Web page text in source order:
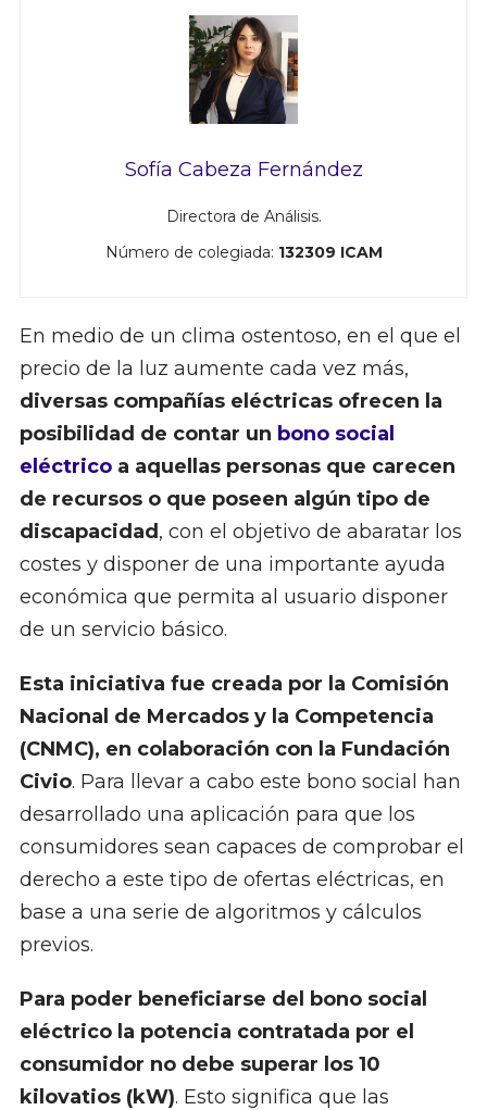
Sofía Cabeza Fernández
Directora de Análisis.
Número de colegiada: 132309 ICAM
En medio de un clima ostentoso, en el que el
precio de la luz aumente cada vez más,
diversas compañías eléctricas ofrecen la
posibilidad de contar un bono social
eléctricoa aquellas personas que carecen
de recursos o que poseen algún tipo de
discapacidad , con el objetivo de abaratar los
costes y disponer de una importante ayuda
económica que permita al usuario disponer
de un servicio básico.
Esta iniciativa fue creada por la Comisión
Nacional de Mercados y la Competencia
(CNMC), en colaboración con la Fundación
Civio. Para llevar a cabo este bono social han
desarrollado una aplicación para que los
consumidores sean capaces de comprobar el
derecho a este tipo de ofertas eléctricas, en
base a una serie de algoritmos y cálculos
previos.
Para poder beneficiarse del bono social
eléctrico la potencia contratada por el
consumidor no debe superar los 10
kilovatios (kW). Esto significa que las